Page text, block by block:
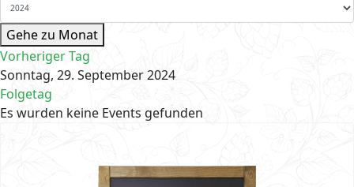
Gehe zu Monat
Vorheriger Tag
Sonntag, 29. September 2024
Folgetag
Es wurden keine Events gefunden